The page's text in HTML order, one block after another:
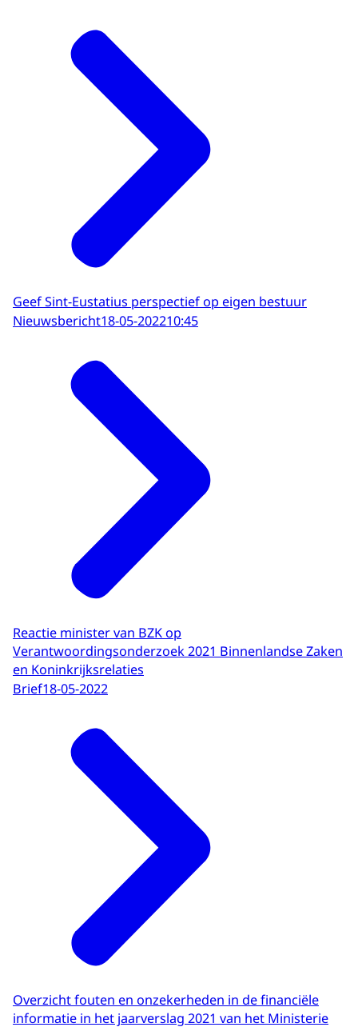
Geef Sint-Eustatius perspectief op eigen bestuur
Nieuwsbericht18-05-202210:45
Reactie minister van BZK op
Verantwoordingsonderzoek 2021 Binnenlandse Zaken
en Koninkrijksrelaties
Brief18-05-2022
Overzicht fouten en onzekerheden in de financiële
informatie in het jaarverslag 2021 van het Ministerie